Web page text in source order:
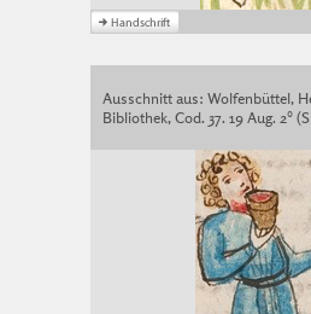
Ausschnitt aus: Wolfenbüttel,
Bibliothek, Cod. 37. 19 Aug. 2°